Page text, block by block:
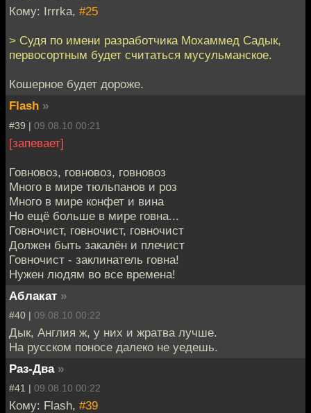
Кому: Irrrka, #25
> Судя по имени разработчика Мохаммед Садык,
первосортным будет считаться мусульманское.
Кошерное будет дороже.
Flash »
#39 | 09.08.10 00:21
[запевает]
Говновоз, говновоз, говновоз
Много в мире тюльпанов и роз
Много в мире конфет и вина
Но ещё больше в мире говна...
Говночист, говночист, говночист
Должен быть закалён и плечист
Говночист - заклинатель говна!
Нужен людям во все времена!
Аблакат »
#40 | 09.08.10 00:22
Дык, Англия ж, у них и жратва лучше.
На русском поносе далеко не уедешь.
Раз-Два »
#41 | 09.08.10 00:22
Кому: Flash, #39